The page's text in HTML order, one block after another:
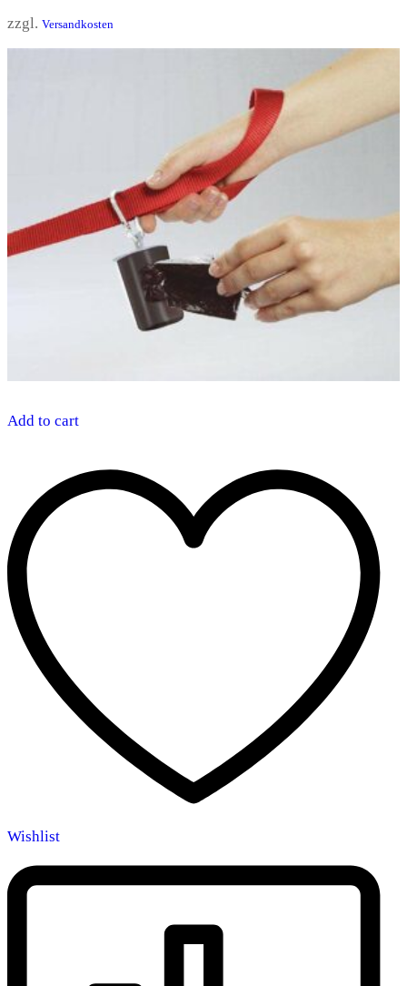
zzgl. Versandkosten
Add to cart
Wishlist